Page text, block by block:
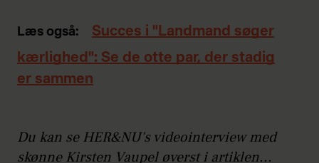
Læs også:
Succes i "Landmand søger
kærlighed": Se de otte par, der stadig
er sammen
Du kan se HER&NU's videointerview med
skønne Kirsten Vaupel øverst i artiklen...